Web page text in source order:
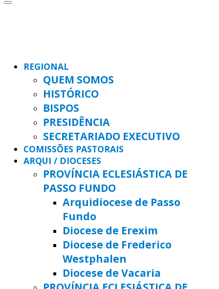
REGIONAL
QUEM SOMOS
HISTÓRICO
BISPOS
PRESIDÊNCIA
SECRETARIADO EXECUTIVO
COMISSÕES PASTORAIS
ARQUI / DIOCESES
PROVÍNCIA ECLESIÁSTICA DE
PASSO FUNDO
Arquidiocese de Passo
Fundo
Diocese de Erexim
Diocese de Frederico
Westphalen
Diocese de Vacaria